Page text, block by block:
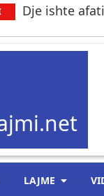
Dje ishte
LAJME